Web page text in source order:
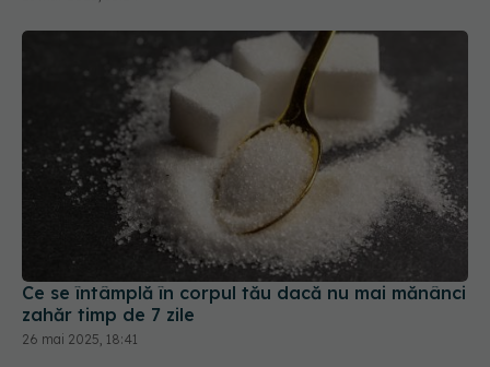
Ce se întâmplă în corpul tău dacă nu mai mănânci
zahăr timp de 7 zile
26 mai 2025, 18:41